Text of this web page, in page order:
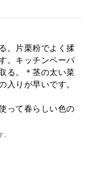
。片栗粉でよく揉
。キッチンペーパ
る。＊茎の太い菜
入りが早いです。
って春らしい色の